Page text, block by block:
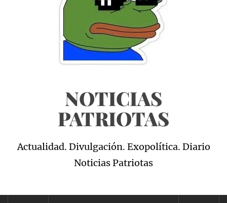
NOTICIAS
PATRIOTAS
Actualidad. Divulgación. Exopolítica. Diario
Noticias Patriotas